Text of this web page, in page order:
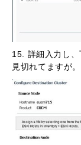
15. 詳細入力し
見切れてますが